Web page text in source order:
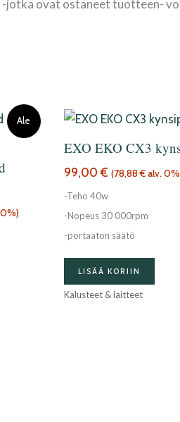
-jotka ovat ostaneet tuotteen-
Ale
EXO EKO CX3
99,00€ (78,88€alv.
-Teho 40w
-Nopeus 30 000rpm
-portaaton säätö
LISÄÄ KORIIN
Kalusteet & laitteet